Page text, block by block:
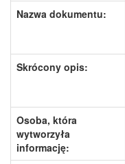
Nazwa dokumentu:
Skrócony opis:
Osoba, która
wytworzyła
informację: